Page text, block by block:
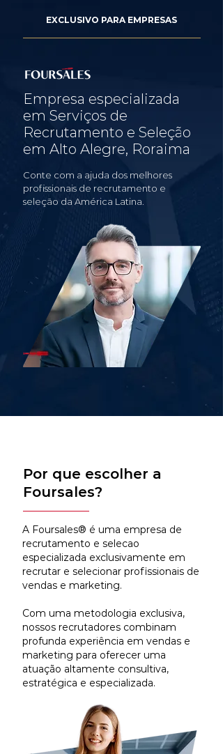
EXCLUSIVO PARA EMPRESAS
Empresa especializada
em Serviços de
Recrutamento e Seleção
em Alto Alegre, Roraima
Conte com a ajuda dos melhores
profissionais de recrutamento e
seleção da América Latina.
Por que escolher a
Foursales?
A Foursales® é uma empresa de
recrutamento e selecao
especializada exclusivamente em
recrutar e selecionar profissionais de
vendas e marketing.
Com uma metodologia exclusiva,
nossos recrutadores combinam
profunda experiência em vendas e
marketing para oferecer uma
atuação altamente consultiva,
estratégica e especializada.